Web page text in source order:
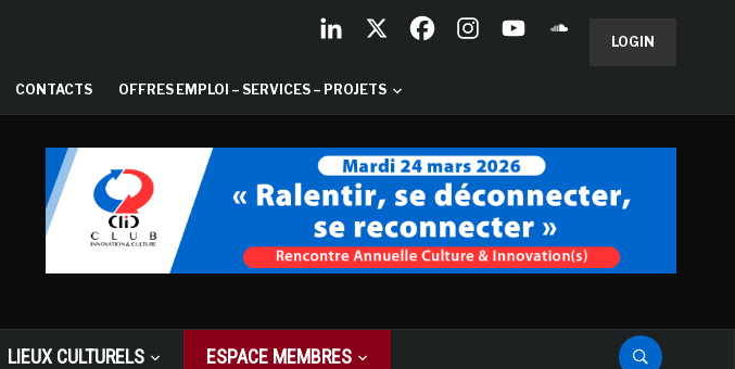
LOGIN
CONTACTS OFFRES EMPLOI – SERVICES – PROJETS
LIEUX CULTURELS ESPACE MEMBRES